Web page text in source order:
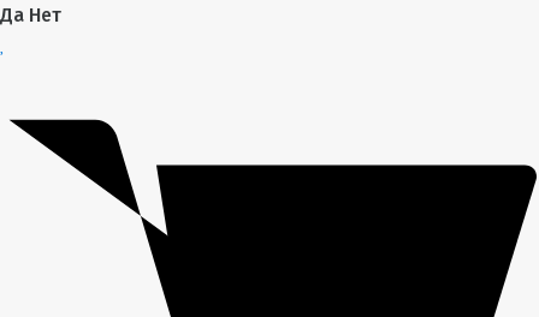
Да Нет